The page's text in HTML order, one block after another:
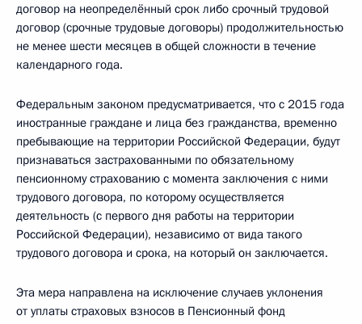
договор на неопределённый срок либо срочный трудовой
договор (срочные трудовые договоры) продолжительностью
не менее шести месяцев в общей сложности в течение
календарного года.
Федеральным законом предусматривается, что с 2015 года
иностранные граждане и лица без гражданства, временно
пребывающие на территории Российской Федерации, будут
признаваться застрахованными по обязательному
пенсионному страхованию с момента заключения с ними
трудового договора, по которому осуществляется
деятельность (с первого дня работы на территории
Российской Федерации), независимо от вида такого
трудового договора и срока, на который он заключается.
Эта мера направлена на исключение случаев уклонения
от уплаты страховых взносов в Пенсионный фонд